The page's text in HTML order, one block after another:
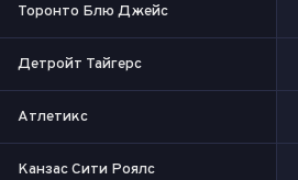
Торонто Блю Джейс
Детройт Тайгерс
Атлетикс
Канзас Сити Роялс